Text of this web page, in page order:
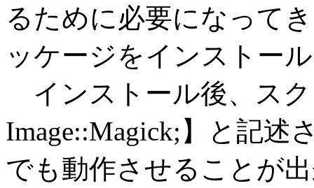
るために必要になって
ッケージをインストー
インストール後、スク
Image::Magick;】と記述
でも動作させること